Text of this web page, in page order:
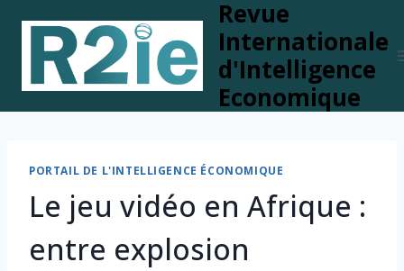
content
Revue
Internationale
d'Intelligence
Economique
PORTAIL DE L'INTELLIGENCE ÉCONOMIQUE
Le jeu vidéo en Afrique :
entre explosion